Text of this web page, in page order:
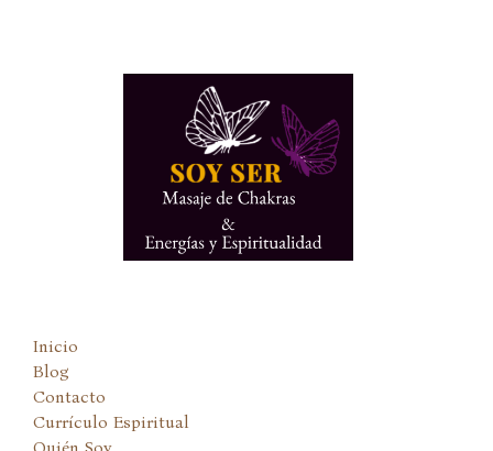
Inicio
Blog
Contacto
Currículo Espiritual